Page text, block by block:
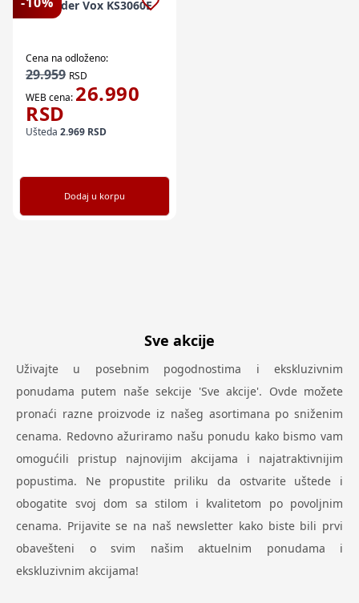
Frižider Vox KS3060E
Cena na odloženo:
29.959 RSD
WEB cena: 26.990
RSD
Ušteda 2.969 RSD
Dodaj u korpu
Sve akcije
Uživajte u posebnim pogodnostima i ekskluzivnim
ponudama putem naše sekcije 'Sve akcije'. Ovde možete
pronaći razne proizvode iz našeg asortimana po sniženim
cenama. Redovno ažuriramo našu ponudu kako bismo vam
omogućili pristup najnovijim akcijama i najatraktivnijim
popustima. Ne propustite priliku da ostvarite uštede i
obogatite svoj dom sa stilom i kvalitetom po povoljnim
cenama. Prijavite se na naš newsletter kako biste bili prvi
obavešteni o svim našim aktuelnim ponudama i
ekskluzivnim akcijama!